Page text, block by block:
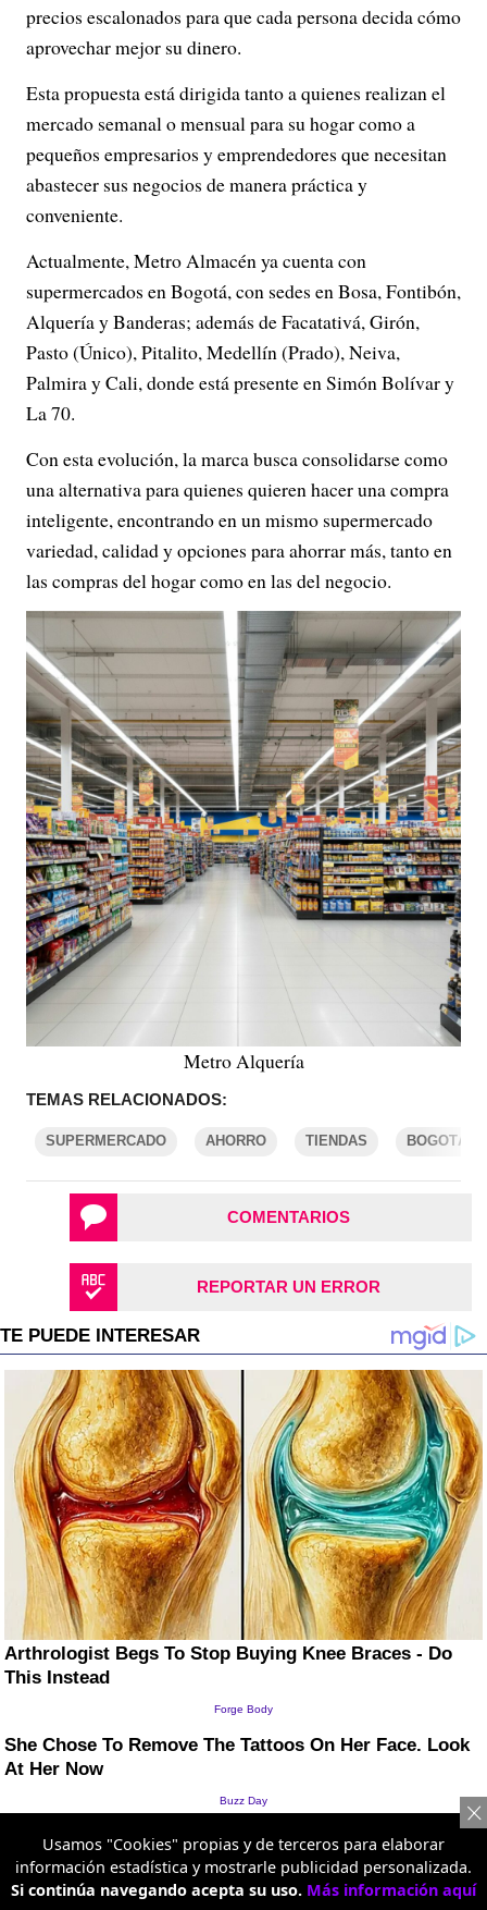
precios escalonados para que cada persona decida cómo
aprovechar mejor su dinero.
Esta propuesta está dirigida tanto a quienes realizan el
mercado semanal o mensual para su hogar como a
pequeños empresarios y emprendedores que necesitan
abastecer sus negocios de manera práctica y
conveniente.
Actualmente, Metro Almacén ya cuenta con
supermercados en Bogotá, con sedes en Bosa, Fontibón,
Alquería y Banderas; además de Facatativá, Girón,
Pasto (Único), Pitalito, Medellín (Prado), Neiva,
Palmira y Cali, donde está presente en Simón Bolívar y
La 70.
Con esta evolución, la marca busca consolidarse como
una alternativa para quienes quieren hacer una compra
inteligente, encontrando en un mismo supermercado
variedad, calidad y opciones para ahorrar más, tanto en
las compras del hogar como en las del negocio.
Metro Alquería
TEMAS RELACIONADOS:
SUPERMERCADO AHORRO TIENDAS BOGOTÁ
COMENTARIOS
REPORTAR UN ERROR
Usamos "Cookies" propias y de terceros para elaborar
información estadística y mostrarle publicidad personalizada.
Si continúa navegando acepta su uso. Más información aquí